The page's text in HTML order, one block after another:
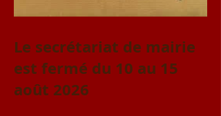
Le secrétariat de mairie
est fermé du 10 au 15
août 2026